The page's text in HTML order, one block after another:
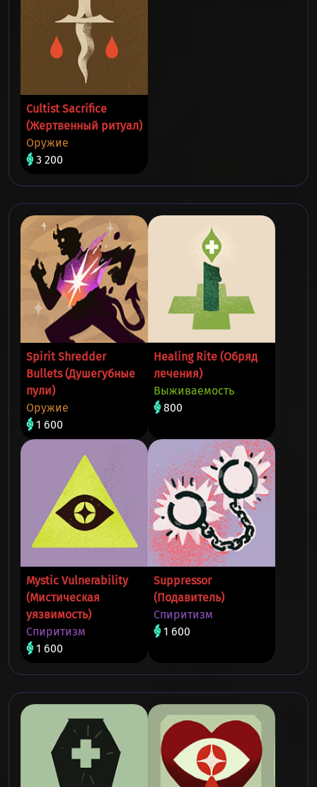
Cultist Sacrifice
(Жертвенный ритуал)
Оружие
3 200
Spirit Shredder
Bullets (Душегубные
пули)
Оружие
1 600
Healing Rite (Обряд
лечения)
Выживаемость
800
Mystic Vulnerability
(Мистическая
уязвимость)
Спиритизм
1 600
Suppressor
(Подавитель)
Спиритизм
1 600